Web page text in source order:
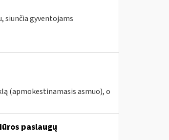
siunčia gyventojams
(apmokestinamasis asmuo), o
paslaugų